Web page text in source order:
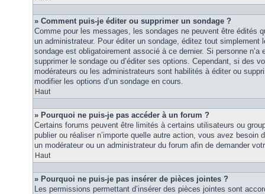
» Comment puis-je éditer ou supprimer un sondage ?
Comme pour les messages, les sondages ne peuvent être édités
un administrateur. Pour éditer un sondage, éditez tout simplement
sondage est obligatoirement associé à ce dernier. Si personne
supprimer le sondage ou d’éditer ses options. Cependant, si des
modérateurs ou les administrateurs sont habilités à éditer ou
modifier les options d’un sondage en cours.
Haut
» Pourquoi ne puis-je pas accéder à un forum ?
Certains forums peuvent être limités à certains utilisateurs ou
publier ou réaliser n’importe quelle autre action, vous avez besoin
un modérateur ou un administrateur du forum afin de demander
Haut
» Pourquoi ne puis-je pas insérer de pièces jointes ?
Les permissions permettant d’insérer des pièces jointes sont